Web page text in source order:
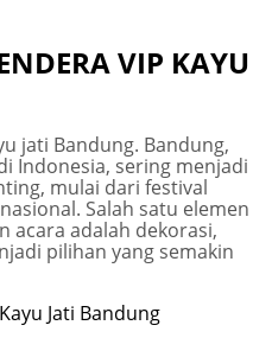
VIP KAYU
jati Bandung. Bandung,
Indonesia, sering menjadi
mulai dari festival
Salah satu elemen
acara adalah dekorasi,
pilihan yang semakin